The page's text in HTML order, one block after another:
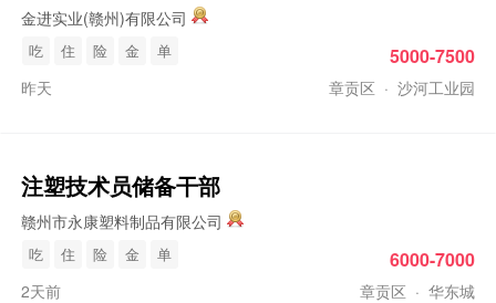
金进实业(赣州)有限公司
吃 住 险 金 单
昨天 章贡区 · 沙河工业园
5000-7500
注塑技术员储备干部
赣州市永康塑料制品有限公司
吃 住 险 金 单
2天前 章贡区 · 华东城
6000-7000